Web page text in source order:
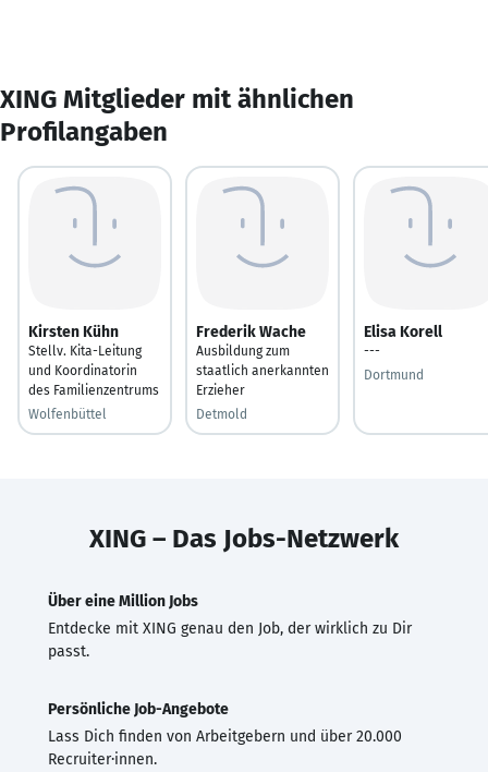
XING Mitglieder mit ähnlichen
Profilangaben
Kirsten Kühn
Stellv. Kita-Leitung
und Koordinatorin
des Familienzentrums
Wolfenbüttel
Frederik Wache
Ausbildung zum
staatlich anerkannten
Erzieher
Detmold
Elisa Korell
---
Dortmund
XING – Das Jobs-Netzwerk
Über eine Million Jobs
Entdecke mit XING genau den Job, der wirklich zu Dir
passt.
Persönliche Job-Angebote
Lass Dich finden von Arbeitgebern und über 20.000
Recruiter·innen.